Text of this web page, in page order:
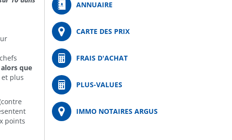
que
et plus
points
ANNUAIRE
CARTE DES PRIX
FRAIS D'ACHAT
PLUS-VALUES
IMMO NOTAIRES ARGUS